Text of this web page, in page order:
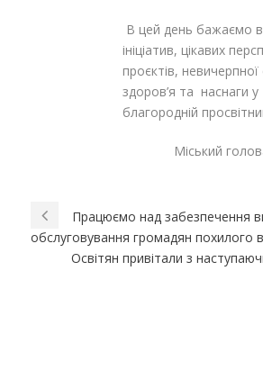
В цей день бажаємо
ініціатив, цікавих
проєктів, невичерпної
здоров’я та наснаги
благородній
Міський
Працюємо над забезпечення
обслуговування громадян похилого
Освітян привітали з